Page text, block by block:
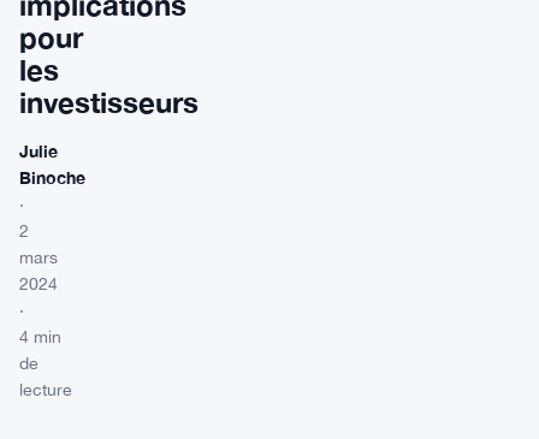
pour
les
investisseurs
Julie
Binoche
·
2
mars
2024
·
4 min
de
lecture